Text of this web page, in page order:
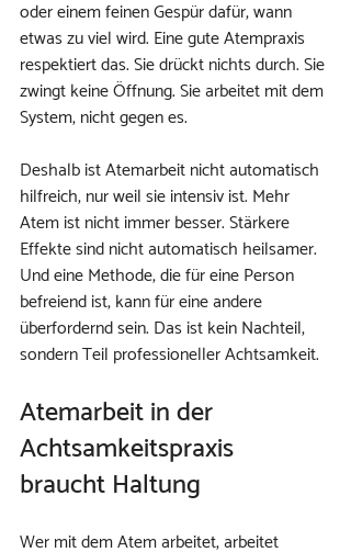
oder einem feinen Gespür dafür, wann
etwas zu viel wird. Eine gute Atempraxis
respektiert das. Sie drückt nichts durch. Sie
zwingt keine Öffnung. Sie arbeitet mit dem
System, nicht gegen es.
Deshalb ist Atemarbeit nicht automatisch
hilfreich, nur weil sie intensiv ist. Mehr
Atem ist nicht immer besser. Stärkere
Effekte sind nicht automatisch heilsamer.
Und eine Methode, die für eine Person
befreiend ist, kann für eine andere
überfordernd sein. Das ist kein Nachteil,
sondern Teil professioneller Achtsamkeit.
Atemarbeit in der
Achtsamkeitspraxis
braucht Haltung
Wer mit dem Atem arbeitet, arbeitet